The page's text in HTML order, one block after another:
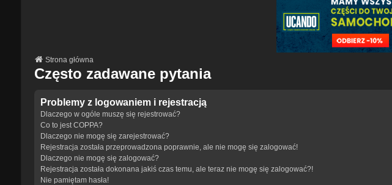
Strona główna
Często zadawane pytania
Problemy z logowaniem i rejestracją
Dlaczego w ogóle muszę się rejestrować?
Co to jest COPPA?
Dlaczego nie mogę się zarejestrować?
Rejestracja została przeprowadzona poprawnie, ale nie mogę się zalogować!
Dlaczego nie mogę się zalogować?
Rejestracja została dokonana jakiś czas temu, ale teraz nie mogę się zalogować?!
Nie pamiętam hasła!